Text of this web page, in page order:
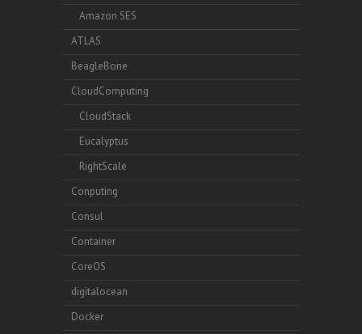
Amazon SES
ATLAS
BeagleBone
CloudComputing
CloudStack
Eucalyptus
RightScale
Conputing
Consul
Container
CoreOS
digitalocean
Docker